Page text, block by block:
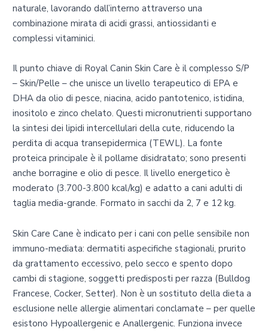
naturale, lavorando dall’interno attraverso una
combinazione mirata di acidi grassi, antiossidanti e
complessi vitaminici.
Il punto chiave di Royal Canin Skin Care è il complesso S/P
– Skin/Pelle – che unisce un livello terapeutico di EPA e
DHA da olio di pesce, niacina, acido pantotenico, istidina,
inositolo e zinco chelato. Questi micronutrienti supportano
la sintesi dei lipidi intercellulari della cute, riducendo la
perdita di acqua transepidermica (TEWL). La fonte
proteica principale è il pollame disidratato; sono presenti
anche borragine e olio di pesce. Il livello energetico è
moderato (3.700-3.800 kcal/kg) e adatto a cani adulti di
taglia media-grande. Formato in sacchi da 2, 7 e 12 kg.
Skin Care Cane è indicato per i cani con pelle sensibile non
immuno-mediata: dermatiti aspecifiche stagionali, prurito
da grattamento eccessivo, pelo secco e spento dopo
cambi di stagione, soggetti predisposti per razza (Bulldog
Francese, Cocker, Setter). Non è un sostituto della dieta a
esclusione nelle allergie alimentari conclamate – per quelle
esistono Hypoallergenic e Anallergenic. Funziona invece